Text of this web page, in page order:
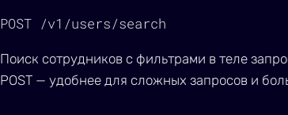
POST /v1/users/search
Поиск сотрудников с фильтрами в теле
POST — удобнее для сложных запросов и